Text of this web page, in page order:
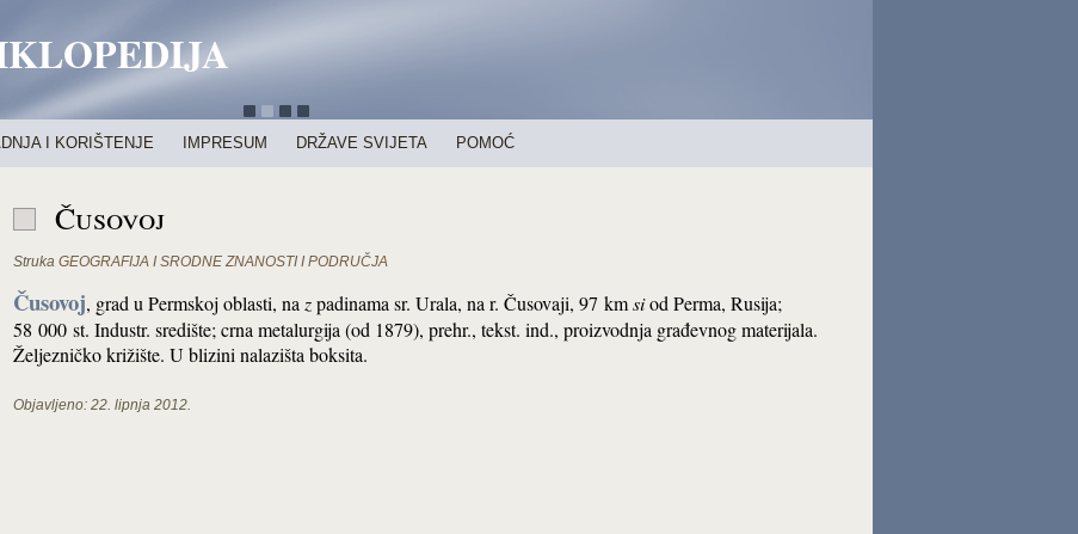
I KORIŠTENJE IMPRESUM DRŽAVE SVIJETA POMOĆ
Čusovoj
Struka GEOGRAFIJA I SRODNE ZNANOSTI I PODRUČJA
Čusovoj, grad u Permskoj oblasti, na zpadinama sr. Urala, na r. Čusovaji, 97 kmsiod Perma, Rusija;
58 000 st. Industr. središte; crna metalurgija (od 1879), prehr., tekst. ind., proizvodnja građevnog materijala.
Željezničko križište. U blizini nalazišta boksita.
Objavljeno: 22. lipnja 2012.